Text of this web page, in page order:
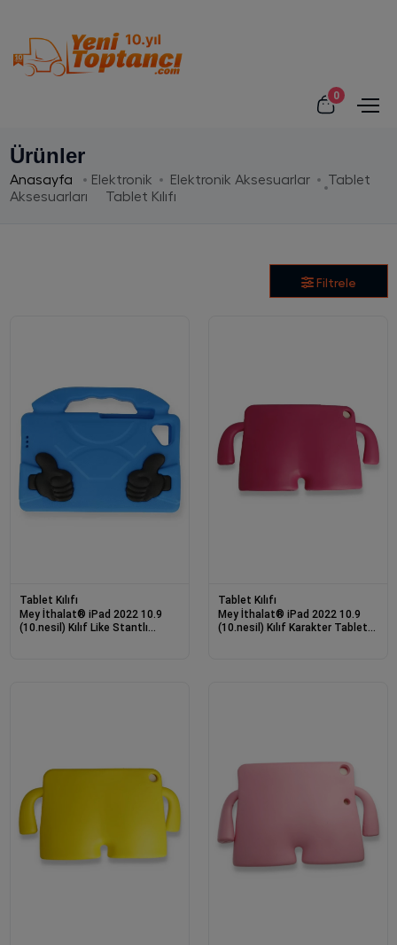
0
Ürünler
Anasayfa Elektronik Elektronik Aksesuarlar
Tablet
Aksesuarları
Tablet Kılıfı
Filtrele
Tablet Kılıfı
Mey İthalat® iPad 2022 10.9
(10.nesil) Kılıf Like Stantlı
Tablet Kılıfı
Mey İthalat® iPad 2022 10.9
(10.nesil) Kılıf Karakter Tablet